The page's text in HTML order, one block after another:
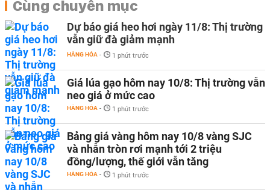
Cùng chuyên mục
Dự báo giá heo hơi ngày 11/8: Thị trường
vẫn giữ đà giảm mạnh
HÀNG HÓA - 1 phút trước
Giá lúa gạo hôm nay 10/8: Thị trường vẫn
neo giá ở mức cao
HÀNG HÓA - 1 phút trước
Bảng giá vàng hôm nay 10/8 vàng SJC
và nhẫn tròn rơi mạnh tới 2 triệu
đồng/lượng, thế giới vẫn tăng
HÀNG HÓA - 1 phút trước